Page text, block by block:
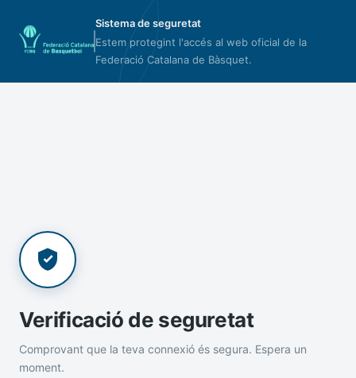
Sistema de seguretat
Estem protegint l'accés al web oficial de la
Federació Catalana de Bàsquet.
Verificació de seguretat
Comprovant que la teva connexió és segura. Espera un
moment.